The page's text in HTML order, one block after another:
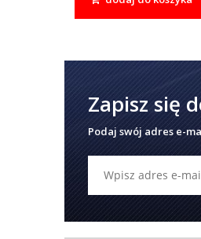
Zapisz się
Podaj swój adres e-